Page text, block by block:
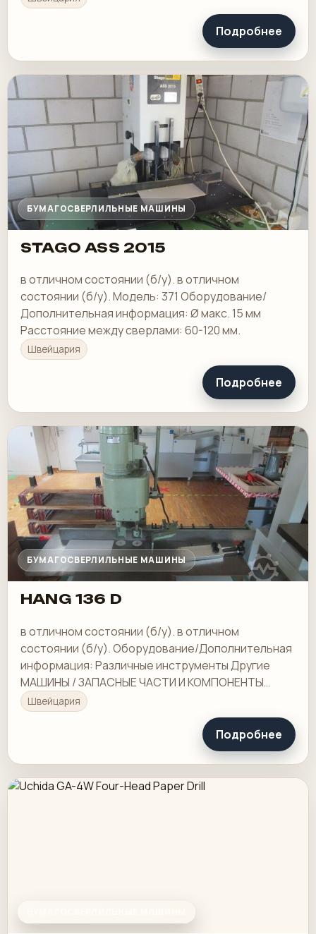
Подробнее
БУМАГОСВЕРЛИЛЬНЫЕ МАШИНЫ
STAGO ASS 2015
в отличном состоянии (б/у). в отличном
состоянии (б/у). Модель: 371 Оборудование/
Дополнительная информация: Ø макс. 15 мм
Расстояние между сверлами: 60-120 мм.
Швейцария
Подробнее
БУМАГОСВЕРЛИЛЬНЫЕ МАШИНЫ
HANG 136 D
в отличном состоянии (б/у). в отличном
состоянии (б/у). Оборудование/Дополнительная
информация: Различные инструменты Другие
МАШИНЫ / ЗАПАСНЫЕ ЧАСТИ И КОМПОНЕНТЫ
МАШИН этого типа доступны на нашем складе. ПО
ЗАПРОСУ
Швейцария
Подробнее